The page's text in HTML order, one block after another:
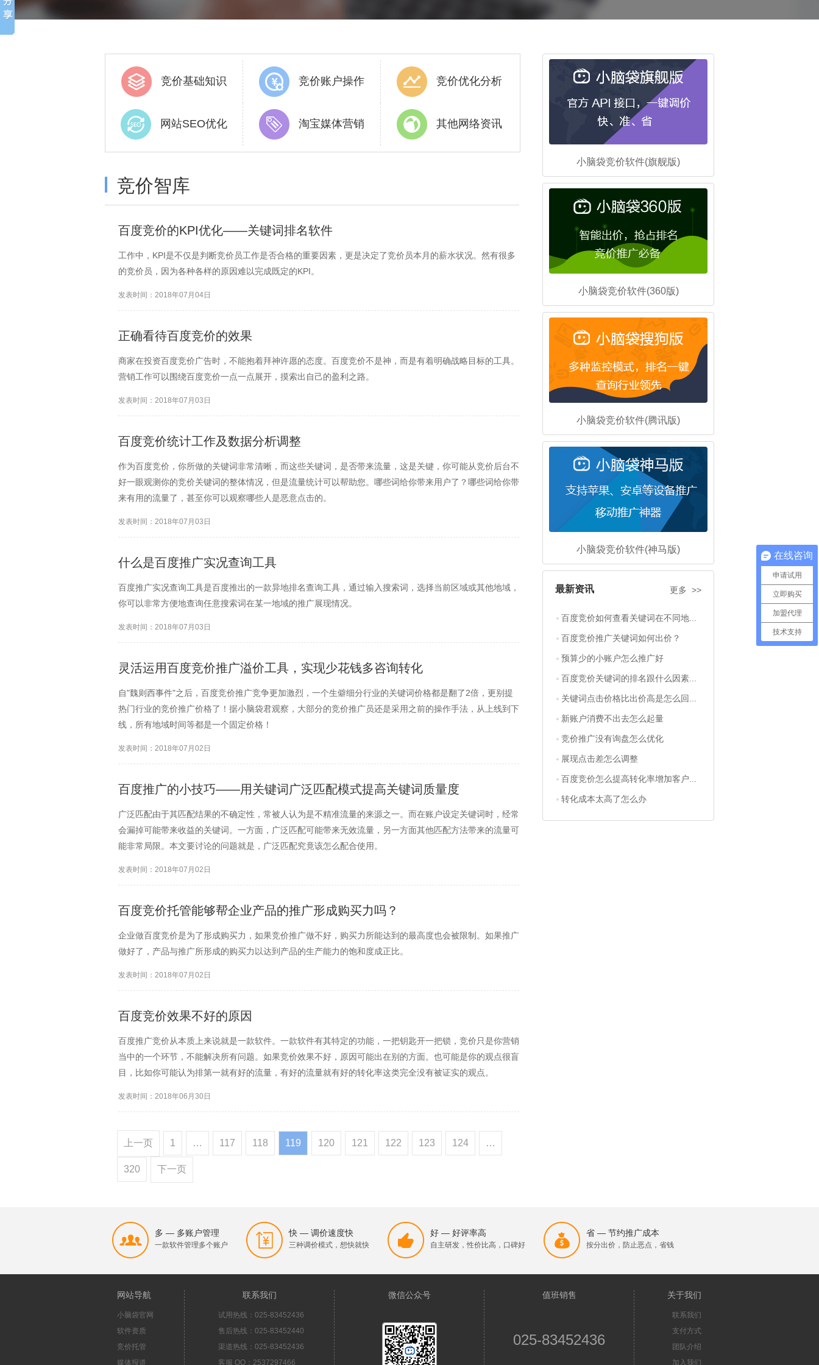
小脑袋竞价软件(旗舰版)
小脑袋竞价软件(360版)
小脑袋竞价软件(腾讯版)
小脑袋竞价软件(神马版)
最新资讯 更多 >>
百度竞价如何查看关键词在不同地...
百度竞价推广关键词如何出价？
预算少的小账户怎么推广好
百度竞价关键词的排名跟什么因素...
关键词点击价格比出价高是怎么回...
新账户消费不出去怎么起量
竞价推广没有询盘怎么优化
展现点击差怎么调整
百度竞价怎么提高转化率增加客户...
转化成本太高了怎么办
竞价基础知识 竞价账户操作 竞价优化分析
网站SEO优化 淘宝媒体营销 其他网络资讯
竞价智库
百度竞价的KPI优化——关键词排名软件
工作中，KPI是不仅是判断竞价员工作是否合格的重要因素，更是决定了竞价员本月的薪水状况。然有很多
的竞价员，因为各种各样的原因难以完成既定的KPI。
发表时间：2018年07月04日
正确看待百度竞价的效果
商家在投资百度竞价广告时，不能抱着拜神许愿的态度。百度竞价不是神，而是有着明确战略目标的工具。
营销工作可以围绕百度竞价一点一点展开，摸索出自己的盈利之路。
发表时间：2018年07月03日
百度竞价统计工作及数据分析调整
作为百度竞价，你所做的关键词非常清晰，而这些关键词，是否带来流量，这是关键，你可能从竞价后台不
好一眼观测你的竞价关键词的整体情况，但是流量统计可以帮助您。哪些词给你带来用户了？哪些词给你带
来有用的流量了，甚至你可以观察哪些人是恶意点击的。
发表时间：2018年07月03日
什么是百度推广实况查询工具
百度推广实况查询工具是百度推出的一款异地排名查询工具，通过输入搜索词，选择当前区域或其他地域，
你可以非常方便地查询任意搜索词在某一地域的推广展现情况。
发表时间：2018年07月03日
灵活运用百度竞价推广溢价工具，实现少花钱多咨询转化
自"魏则西事件"之后，百度竞价推广竞争更加激烈，一个生僻细分行业的关键词价格都是翻了2倍，更别提
热门行业的竞价推广价格了！据小脑袋君观察，大部分的竞价推广员还是采用之前的操作手法，从上线到下
线，所有地域时间等都是一个固定价格！
发表时间：2018年07月02日
百度推广的小技巧——用关键词广泛匹配模式提高关键词质量度
广泛匹配由于其匹配结果的不确定性，常被人认为是不精准流量的来源之一。而在账户设定关键词时，经常
会漏掉可能带来收益的关键词。一方面，广泛匹配可能带来无效流量，另一方面其他匹配方法带来的流量可
能非常局限。本文要讨论的问题就是，广泛匹配究竟该怎么配合使用。
发表时间：2018年07月02日
百度竞价托管能够帮企业产品的推广形成购买力吗？
企业做百度竞价是为了形成购买力，如果竞价推广做不好，购买力所能达到的最高度也会被限制。如果推广
做好了，产品与推广所形成的购买力以达到产品的生产能力的饱和度成正比。
发表时间：2018年07月02日
百度竞价效果不好的原因
百度推广竞价从本质上来说就是一款软件。一款软件有其特定的功能，一把钥匙开一把锁，竞价只是你营销
当中的一个环节，不能解决所有问题。如果竞价效果不好，原因可能出在别的方面。也可能是你的观点很盲
目，比如你可能认为排第一就有好的流量，有好的流量就有好的转化率这类完全没有被证实的观点。
发表时间：2018年06月30日
上一页 1 … 117 118 119 120 121 122 123 124 …
320 下一页
多 — 多账户管理
一款软件管理多个账户
快 — 调价速度快
三种调价模式，想快就快
好 — 好评率高
自主研发，性价比高，口碑好
省 — 节约推广成本
按分出价，防止恶点，省钱
网站导航
小脑袋官网
软件资质
竞价托管
媒体报道
联系我们
试用热线：025-83452436
售后热线：025-83452440
渠道热线：025-83452436
客服 QQ：2537297466
微信公众号 值班销售
025-83452436
关于我们
联系我们
支付方式
团队介绍
加入我们
在线咨询
申请试用
立即购买
加盟代理
技术支持